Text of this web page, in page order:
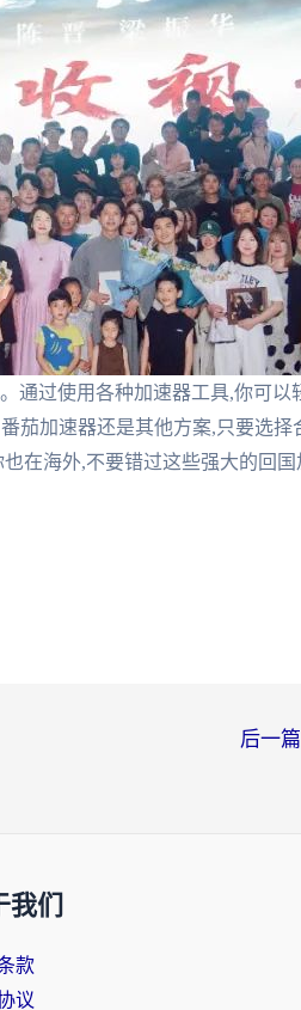
通过使用各种加速器工具,你可以
茄加速器还是其他方案,只要选择
在海外,不要错过这些强大的回国
后一
我们
款
议